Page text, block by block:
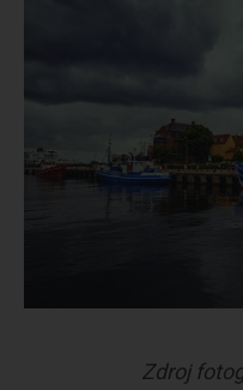
Zdroj